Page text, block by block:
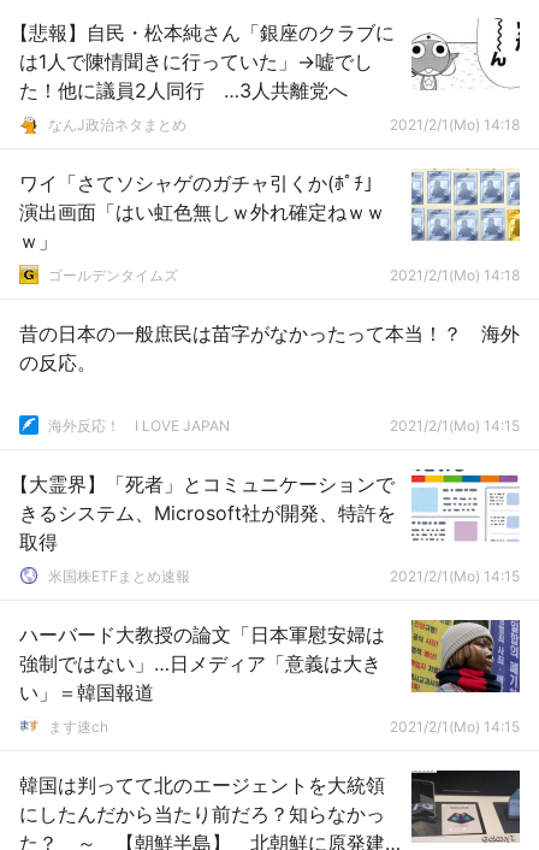
【悲報】自民・松本純さん「銀座のクラブに
は1人で陳情聞きに行っていた」→嘘でし
た！他に議員2人同行 …3人共離党へ
なんJ政治ネタまとめ 2021/2/1(Mo) 14:18
ワイ「さてソシャゲのガチャ引くか(ﾎﾟﾁ」
演出画面「はい虹色無しｗ外れ確定ねｗｗ
ｗ」
ゴールデンタイムズ 2021/2/1(Mo) 14:18
昔の日本の一般庶民は苗字がなかったって本当！？ 海外
の反応。
海外反応！ I LOVE JAPAN 2021/2/1(Mo) 14:15
【大霊界】「死者」とコミュニケーションで
きるシステム、Microsoft社が開発、特許を
取得
米国株ETFまとめ速報 2021/2/1(Mo) 14:15
ハーバード大教授の論文「日本軍慰安婦は
強制ではない」…日メディア「意義は大き
い」＝韓国報道
ます速ch 2021/2/1(Mo) 14:15
韓国は判ってて北のエージェントを大統領
にしたんだから当たり前だろ？知らなかっ
た？ ～ 【朝鮮半島】 北朝鮮に原発建